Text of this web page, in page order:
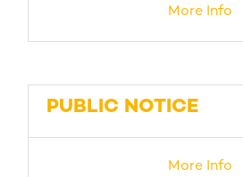
More Info
PUBLIC NOTICE
More Info